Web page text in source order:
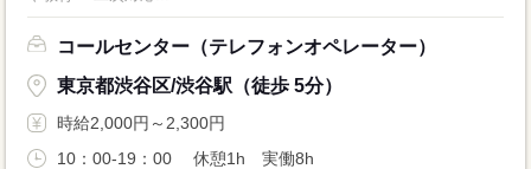
コールセンター（テレフォンオペレーター）
東京都渋谷区/渋谷駅（徒歩 5分）
時給2,000円～2,300円
10：00-19：00 休憩1h 実働8h